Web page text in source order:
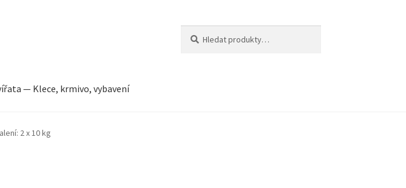
— Klece, krmivo, vybavení
Vše pro kočky
2 x 10 kg